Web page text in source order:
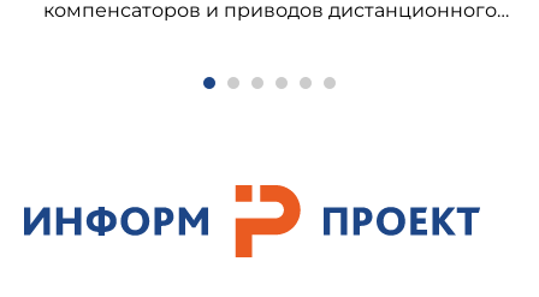
компенсаторов и приводов дистанционного